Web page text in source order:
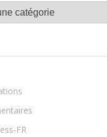
FR